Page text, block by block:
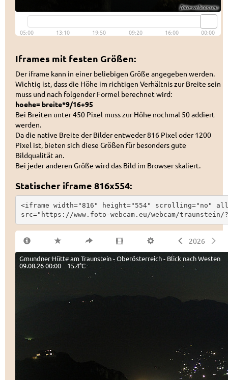
Iframes mit festen Größen:
Der iframe kann in einer beliebigen Größe angegeben werden.
Wichtig ist, dass die Höhe im richtigen Verhältnis zur Breite sein
muss und nach folgender Formel berechnet wird:
hoehe= breite*9/16+95
Bei Breiten unter 450 Pixel muss zur Höhe nochmal 50 addiert
werden.
Da die native Breite der Bilder entweder 816 Pixel oder 1200
Pixel ist, bieten sich diese Größen für besonders gute
Bildqualität an.
Bei jeder anderen Größe wird das Bild im Browser skaliert.
Statischer iframe 816x554:
<iframe width="816" height="554" scrolling="no"